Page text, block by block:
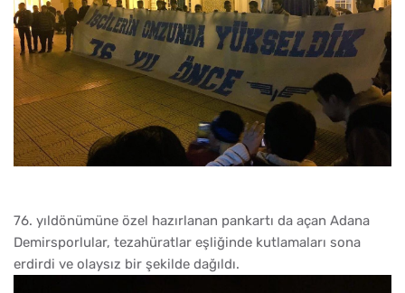
76. yıldönümüne özel hazırlanan pankartı da açan Adana
Demirsporlular, tezahüratlar eşliğinde kutlamaları sona
erdirdi ve olaysız bir şekilde dağıldı.